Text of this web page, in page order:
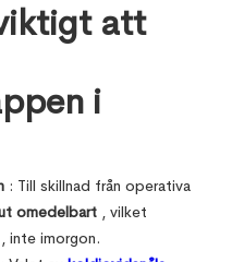
att
i
: Till skillnad från operativa
omedelbart , vilket
, inte imorgon.